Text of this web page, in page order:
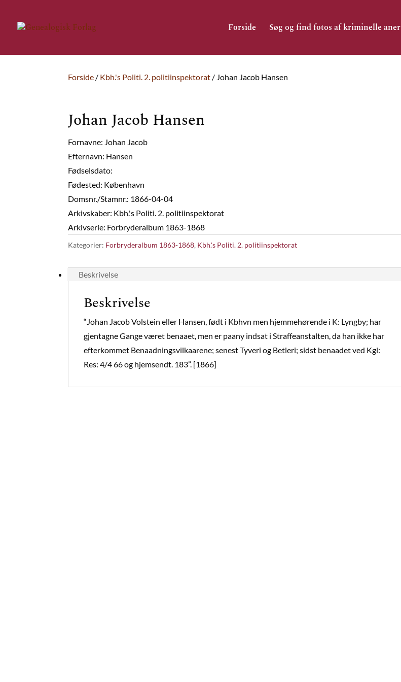
Forside Søg og find fotos af kriminelle aner
Forside / Kbh.'s Politi. 2. politiinspektorat / Johan Jacob Hansen
Johan Jacob Hansen
Fornavne: Johan Jacob
Efternavn: Hansen
Fødselsdato:
Fødested: København
Domsnr./Stamnr.: 1866-04-04
Arkivskaber: Kbh.'s Politi. 2. politiinspektorat
Arkivserie: Forbryderalbum 1863-1868
Kategorier: Forbryderalbum 1863-1868, Kbh.'s Politi. 2. politiinspektorat
Beskrivelse
Beskrivelse
“Johan Jacob Volstein eller Hansen, født i Kbhvn men hjemmehørende i K: Lyngby; har
gjentagne Gange været benaaet, men er paany indsat i Straffeanstalten, da han ikke har
efterkommet Benaadningsvilkaarene; senest Tyveri og Betleri; sidst benaadet ved Kgl:
Res: 4/4 66 og hjemsendt. 183”. [1866]